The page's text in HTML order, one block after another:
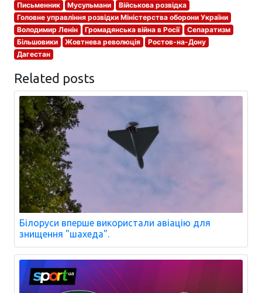
Письменник
Мусульмани
Військова розвідка
Головне управління розвідки Міністерства оборони України
Володимир Ленін
Громадянська війна в Росії
Сепаратизм
Більшовики
Жовтнева революція
Ростов-на-Дону
Дагестан
Related posts
Білоруси вперше використали авіацію для
знищення "шахеда".